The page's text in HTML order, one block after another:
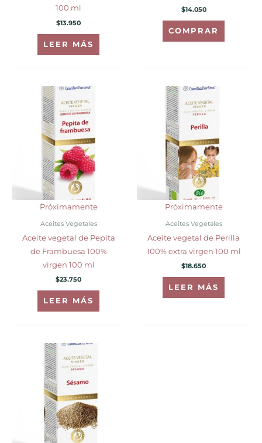
100 ml
$13.950
LEER MÁS
$14.050
COMPRAR
Próximamente
Aceites Vegetales
Aceite vegetal de Pepita
de Frambuesa 100%
virgen 100 ml
$23.750
LEER MÁS
Próximamente
Aceites Vegetales
Aceite vegetal de Perilla
100% extra virgen 100 ml
$18.650
LEER MÁS